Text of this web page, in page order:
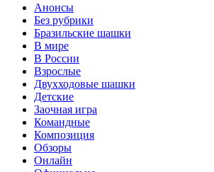
Анонсы
Без рубрики
Бразильские шашки
В мире
В России
Взрослые
Двухходовые шашки
Детские
Заочная игра
Командные
Композиция
Обзоры
Онлайн